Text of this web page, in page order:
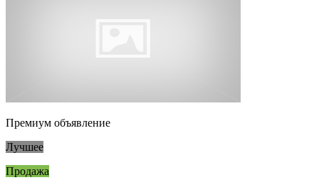
Премиум объявление
Лучшее
Продажа